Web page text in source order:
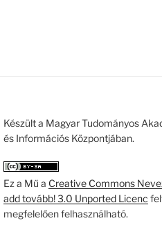
Készült a Magyar Tudományos
és Információs Központjában.
Ez a Mű a Creative Commons
add tovább! 3.0 Unported Licenc
megfelelően felhasználható.